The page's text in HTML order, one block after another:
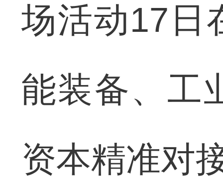
场活动17日
能装备、工
资本精准对